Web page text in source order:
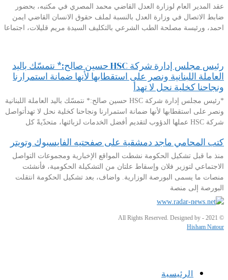
عقد المدير العام لوزارة العدل القاضي محمد المصري في مكتبه، بحضور
ضابط الاتصال في وزارة العدل بالنسبة لملف حقوق الانسان القاضي ايمن
احمد، ورئيسة مصلحة الطب الشرعي بالتكليف السيدة مريم قليلات، اجتماعا
رئيس مجلس إدارة شركة HSC حسين صالح:* نتمسّك باليد
العاملة اللبنانية ونصر على استقطابها لأنها ضمانة استمرارنا
ونجاحنا كخلية نحل لا تهدأ
*رئيس مجلس إدارة شركة HSC حسين صالح:* نتمسّك باليد العاملة اللبنانية
ونصر على استقطابها لأنها ضمانة استمرارنا ونجاحنا كخلية نحل لا تهدأتواصل
شركة HSC عملها الدؤوب لتقديم أفضل الخدمات لزبائنها، متحدّيةً كل
كتب المحامي ماجد دمشقية على صفحتيه الفايسبوك وتويتر
منذ ما قبل تشكيل الحكومة نشطت المواقع الإخبارية ومجموعات التواصل
الاجتماعي لتوزير فلان وإسقاط علتان من التشكيلة الحكومية، فأنشئت
منصات ما يسمى البورصة الوزارية. واضاف، بعد تشكيل الحكومة انتقلت
البورصة إلى منصة
© 2021 - All Rights Reserved. Designed by
Hisham Natour
الرئيسية